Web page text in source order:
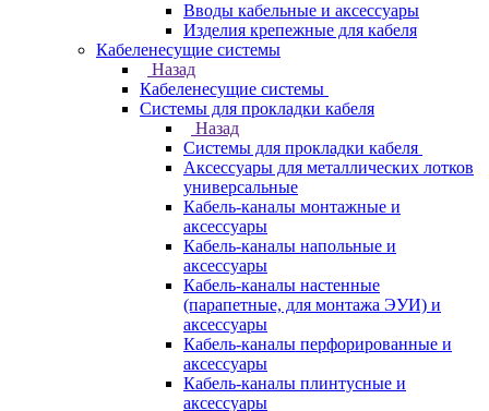
Вводы кабельные и аксессуары
Изделия крепежные для кабеля
Кабеленесущие системы
Назад
Кабеленесущие системы
Системы для прокладки кабеля
Назад
Системы для прокладки кабеля
Аксессуары для металлических лотков
универсальные
Кабель-каналы монтажные и
аксессуары
Кабель-каналы напольные и
аксессуары
Кабель-каналы настенные
(парапетные, для монтажа ЭУИ) и
аксессуары
Кабель-каналы перфорированные и
аксессуары
Кабель-каналы плинтусные и
аксессуары